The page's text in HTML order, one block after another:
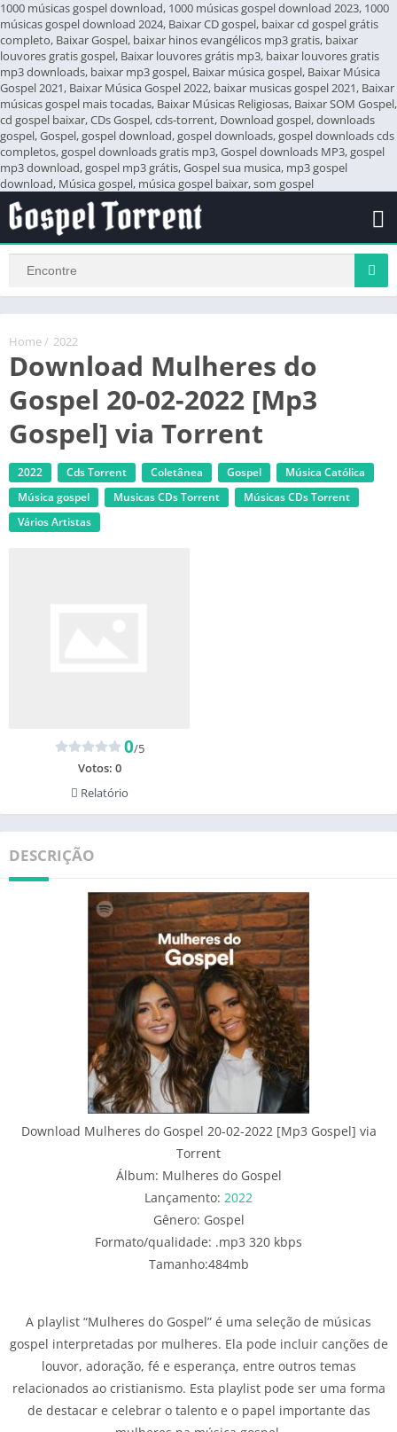
1000 músicas gospel download, 1000 músicas gospel download 2023, 1000
músicas gospel download 2024, Baixar CD gospel, baixar cd gospel grátis
completo, Baixar Gospel, baixar hinos evangélicos mp3 gratis, baixar
louvores gratis gospel, Baixar louvores grátis mp3, baixar louvores gratis
mp3 downloads, baixar mp3 gospel, Baixar música gospel, Baixar Música
Gospel 2021, Baixar Música Gospel 2022, baixar musicas gospel 2021, Baixar
músicas gospel mais tocadas, Baixar Músicas Religiosas, Baixar SOM Gospel,
cd gospel baixar, CDs Gospel, cds-torrent, Download gospel, downloads
gospel, Gospel, gospel download, gospel downloads, gospel downloads cds
completos, gospel downloads gratis mp3, Gospel downloads MP3, gospel
mp3 download, gospel mp3 grátis, Gospel sua musica, mp3 gospel
download, Música gospel, música gospel baixar, som gospel
Home / 2022
Download Mulheres do
Gospel 20-02-2022 [Mp3
Gospel] via Torrent
2022 Cds Torrent Coletânea Gospel
Música Católica
Música gospel
‎Musicas CDs Torrent
‎Músicas CDs Torrent
Vários Artistas
0/5
Votos: 0
Relatório
DESCRIÇÃO
Download Mulheres do Gospel 20-02-2022 [Mp3 Gospel] via
Torrent
Álbum: Mulheres do Gospel
Lançamento: 2022
Gênero: Gospel
Formato/qualidade: .mp3 320 kbps
Tamanho:484mb
A playlist “Mulheres do Gospel” é uma seleção de músicas
gospel interpretadas por mulheres. Ela pode incluir canções de
louvor, adoração, fé e esperança, entre outros temas
relacionados ao cristianismo. Esta playlist pode ser uma forma
de destacar e celebrar o talento e o papel importante das